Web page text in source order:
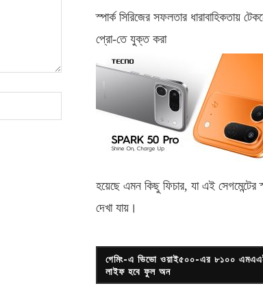
স্পার্ক সিরিজের সফলতার ধারাবাহিকতায়
প্রো-তে যুক্ত করা
হয়েছে এমন কিছু ফিচার, যা এই সেগমেন্টের
দেখা যায়।
গেমিং-এ ভিভো ওয়াই৫০০-এর ৮১০০
লাইফ হবে ফুল অন